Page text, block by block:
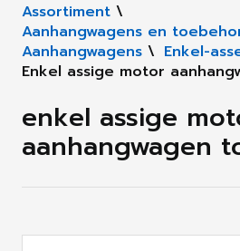
Assortiment \
Aanhangwagens en
Aanhangwagens \ Enkel-
Enkel assige motor
enkel assige
aanhangwagen